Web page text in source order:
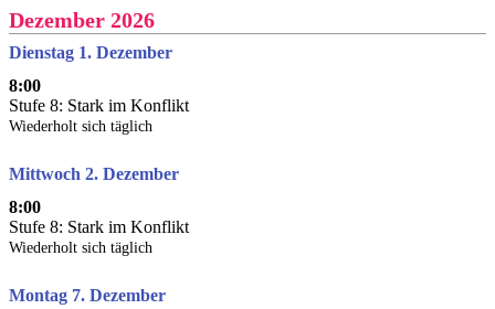
Dezember 2026
Dienstag 1. Dezember
8:00
Stufe 8: Stark im Konflikt
Wiederholt sich täglich
Mittwoch 2. Dezember
8:00
Stufe 8: Stark im Konflikt
Wiederholt sich täglich
Montag 7. Dezember